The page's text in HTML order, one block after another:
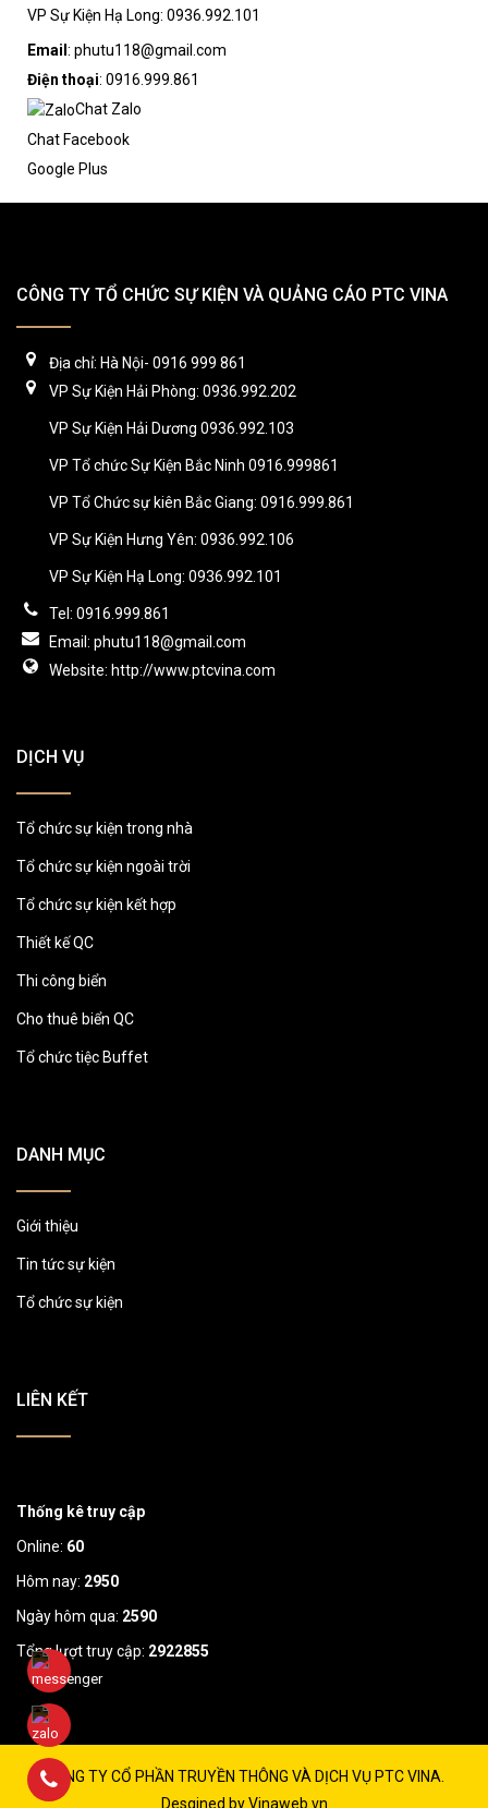
VP Sự Kiện Hạ Long: 0936.992.101
Email: phutu118@gmail.com
Điện thoại: 0916.999.861
Chat Zalo
Chat Facebook
Google Plus
CÔNG TY TỔ CHỨC SỰ KIỆN VÀ QUẢNG CÁO PTC VINA
Địa chỉ: Hà Nội- 0916 999 861
VP Sự Kiện Hải Phòng: 0936.992.202
VP Sự Kiện Hải Dương 0936.992.103
VP Tổ chức Sự Kiện Bắc Ninh 0916.999861
VP Tổ Chức sự kiên Bắc Giang: 0916.999.861
VP Sự Kiện Hưng Yên: 0936.992.106
VP Sự Kiện Hạ Long: 0936.992.101
Tel: 0916.999.861
Email: phutu118@gmail.com
Website: http://www.ptcvina.com
DỊCH VỤ
Tổ chức sự kiện trong nhà
Tổ chức sự kiện ngoài trời
Tổ chức sự kiện kết hợp
Thiết kế QC
Thi công biển
Cho thuê biển QC
Tổ chức tiệc Buffet
DANH MỤC
Giới thiệu
Tin tức sự kiện
Tổ chức sự kiện
LIÊN KẾT
Thống kê truy cập
Online: 60
Hôm nay: 2950
Ngày hôm qua: 2590
Tổng lượt truy cập: 2922855
CÔNG TY CỔ PHẦN TRUYỀN THÔNG VÀ DỊCH VỤ PTC VINA.
Desgined by Vinaweb.vn